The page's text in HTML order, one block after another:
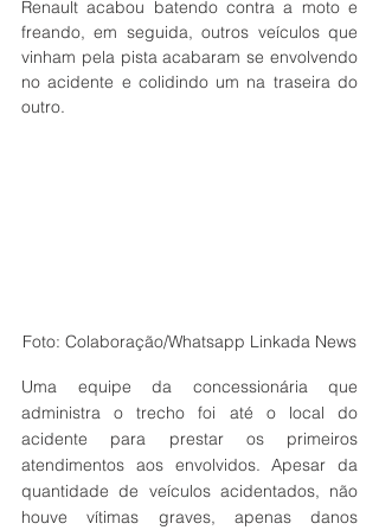
Renault acabou batendo contra a moto e
freando, em seguida, outros veículos que
vinham pela pista acabaram se envolvendo
no acidente e colidindo um na traseira do
outro.
Foto: Colaboração/Whatsapp Linkada News
Uma equipe da concessionária que
administra o trecho foi até o local do
acidente para prestar os primeiros
atendimentos aos envolvidos. Apesar da
quantidade de veículos acidentados, não
houve vítimas graves, apenas danos